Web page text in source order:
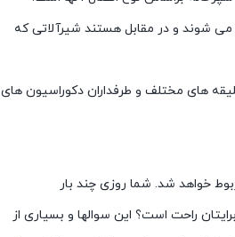
شوند و در مقابل هستند شیرآلاتی که
های مختلف و طرفداران دکوراسیون های
خواهد شد. شما روزی چند بار
راحت است؟ این سوالها و بسیاری از